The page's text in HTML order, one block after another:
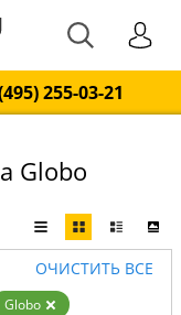
255-03-21
Globo
ОЧИСТИТЬ ВСЕ
Globo